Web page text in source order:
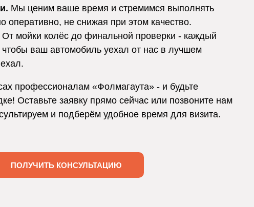
Мы ценим ваше время и стремимся выполнять
оперативно, не снижая при этом качество.
От мойки колёс до финальной проверки - каждый
чтобы ваш автомобиль уехал от нас в лучшем
профессионалам «Фолмагаута» - и будьте
Оставьте заявку прямо сейчас или позвоните нам
и подберём удобное время для визита.
ПОЛУЧИТЬ КОНСУЛЬТАЦИЮ